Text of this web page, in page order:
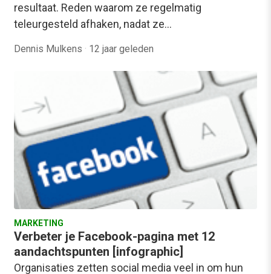
resultaat. Reden waarom ze regelmatig
teleurgesteld afhaken, nadat ze…
Dennis Mulkens · 12 jaar geleden
MARKETING
Verbeter je Facebook-pagina met 12
aandachtspunten [infographic]
Organisaties zetten social media veel in om hun